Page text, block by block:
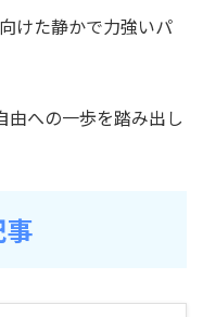
けた静かで力強いパ
由への一歩を踏み出し